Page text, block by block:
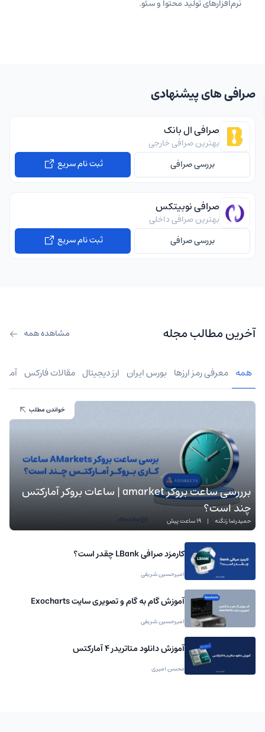
نرم‌افزارهای تولید محتوا و سئو.
صرافی های پیشنهادی
صرافی ال بانک
بهترین صرافی خارجی
بررسی صرافی
ثبت نام سریع
صرافی نوبیتکس
بهترین صرافی داخلی
بررسی صرافی
ثبت نام سریع
آخرین مطالب مجله مشاهده همه
همه معرفی رمز ارزها بورس ایران ارز دیجیتال مقالات فارکس
برررسی ساعت بروکر amarket | ساعات بروکر آمارکتس
چند است؟
حمیدرضا زنگنه | 19 ساعت پیش
خواندن مطلب
کارمزد صرافی LBank چقدر است؟
امیرحسین شریفی
آموزش گام به گام و تصویری سایت Exocharts
امیرحسین شریفی
آموزش دانلود متاتریدر 4 آمارکتس
محسن امیری